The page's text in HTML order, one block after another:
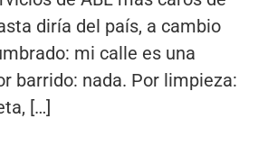
diría del país, a cambio
mi calle es una
barrido: nada. Por limpieza:
[…]